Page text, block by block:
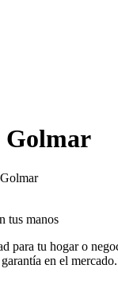
Golmar
tus manos
para tu hogar o
en el mercado.